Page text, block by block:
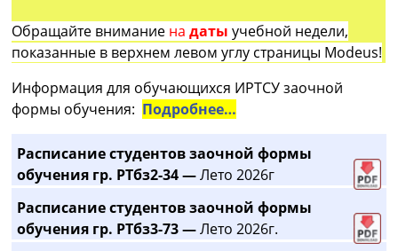
Обращайте внимание на датыучебной недели,
показанные в верхнем левом углу страницы Modeus!
Информация для обучающихся ИРТСУ заочной
формы обучения: Подробнее…
Расписание студентов заочной формы
обучения гр. РТбз2-34 —Лето 2026г
Расписание студентов заочной формы
обучения гр. РТбз3-73 —Лето 2026г.